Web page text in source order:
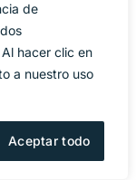
de
hacer clic en
a nuestro uso
Aceptar todo